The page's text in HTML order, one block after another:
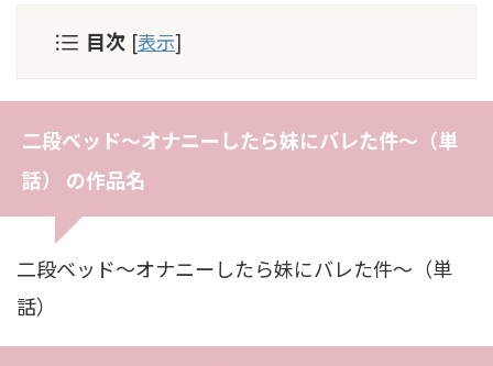
目次 [表示]
二段ベッド〜オナニーしたら妹にバレた件〜（単
話） の作品名
二段ベッド〜オナニーしたら妹にバレた件〜（単
話）